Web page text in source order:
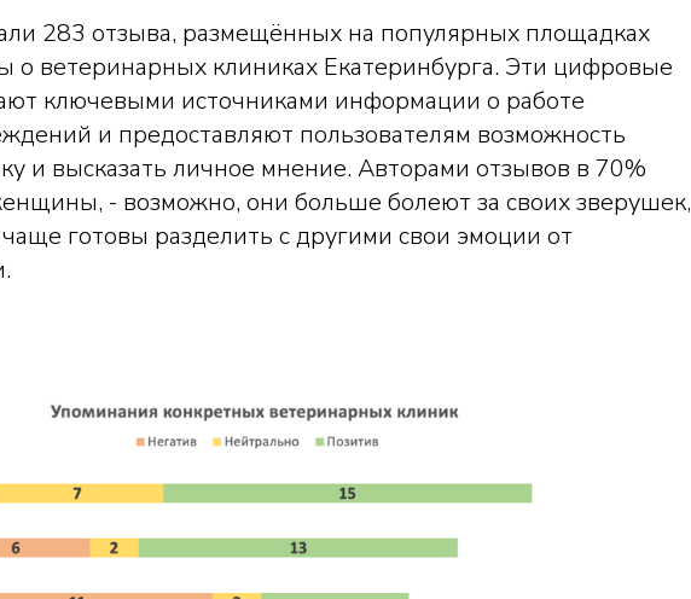
283 отзыва, размещённых на популярных площадках
о ветеринарных клиниках Екатеринбурга. Эти цифровые
ключевыми источниками информации о работе
и предоставляют пользователям возможность
и высказать личное мнение. Авторами отзывов в 70%
- возможно, они больше болеют за своих зверушек,
готовы разделить с другими свои эмоции от